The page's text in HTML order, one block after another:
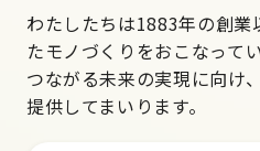
わたしたちは1883年の創業
たモノづくりをおこなって
つながる未来の実現に向け
提供してまいります。